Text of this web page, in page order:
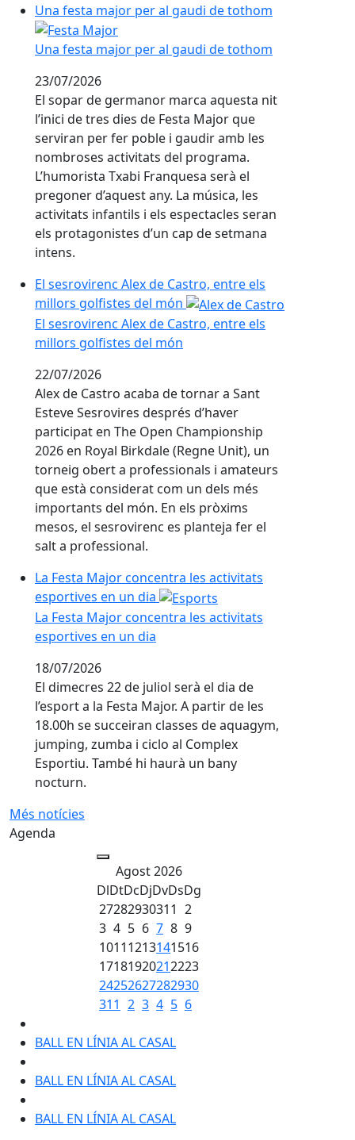
Una festa major per al gaudi de tothom
Una festa major per al gaudi de tothom
23/07/2026
El sopar de germanor marca aquesta nit
l’inici de tres dies de Festa Major que
serviran per fer poble i gaudir amb les
nombroses activitats del programa.
L’humorista Txabi Franquesa serà el
pregoner d’aquest any. La música, les
activitats infantils i els espectacles seran
els protagonistes d’un cap de setmana
intens.
El sesrovirenc Alex de Castro, entre els
millors golfistes del món
El sesrovirenc Alex de Castro, entre els
millors golfistes del món
22/07/2026
Alex de Castro acaba de tornar a Sant
Esteve Sesrovires després d’haver
participat en The Open Championship
2026 en Royal Birkdale (Regne Unit), un
torneig obert a professionals i amateurs
que està considerat com un dels més
importants del món. En els pròxims
mesos, el sesrovirenc es planteja fer el
salt a professional.
La Festa Major concentra les activitats
esportives en un dia
La Festa Major concentra les activitats
esportives en un dia
18/07/2026
El dimecres 22 de juliol serà el dia de
l’esport a la Festa Major. A partir de les
18.00h se succeiran classes de aquagym,
jumping, zumba i ciclo al Complex
Esportiu. També hi haurà un bany
nocturn.
Més notícies
Agenda
Agost 2026
DlDtDcDjDvDsDg
27282930311 2
3 4 5 6 7 8 9
10111213141516
17181920212223
24252627282930
311 2 3 4 5 6
BALL EN LÍNIA AL CASAL
BALL EN LÍNIA AL CASAL
BALL EN LÍNIA AL CASAL